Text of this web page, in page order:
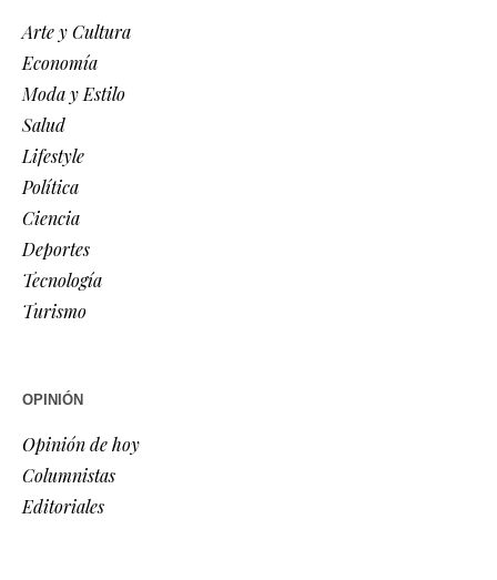
Arte y Cultura
Economía
Moda y Estilo
Salud
Lifestyle
Política
Ciencia
Deportes
Tecnología
Turismo
OPINIÓN
Opinión de hoy
Columnistas
Editoriales